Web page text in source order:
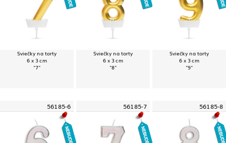
Sviečky na torty
6 x 3 cm
"7"
Sviečky na torty
6 x 3 cm
"8"
Sviečky na torty
6 x 3 cm
"9"
56185-6 56185-7 56185-8